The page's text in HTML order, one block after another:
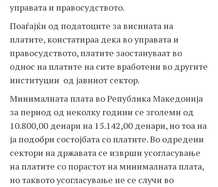
управата и правосудството.
Поаѓајќи од податоците за висината на
платите, констатираа дека во управата и
правосудството, платите заостануваат во
однос на платите на сите вработени во другите
институции од јавниот сектор.
Минималната плата во Република Македонија
за период од неколку години се зголеми од
10.800,00 денари на 15.142,00 денари, но тоа на
ја подобри состојбата со платите. Во одредени
сектори на државата се изврши усогласување
на платите со порастот на минималната плата,
но таквото усогласување не се случи во